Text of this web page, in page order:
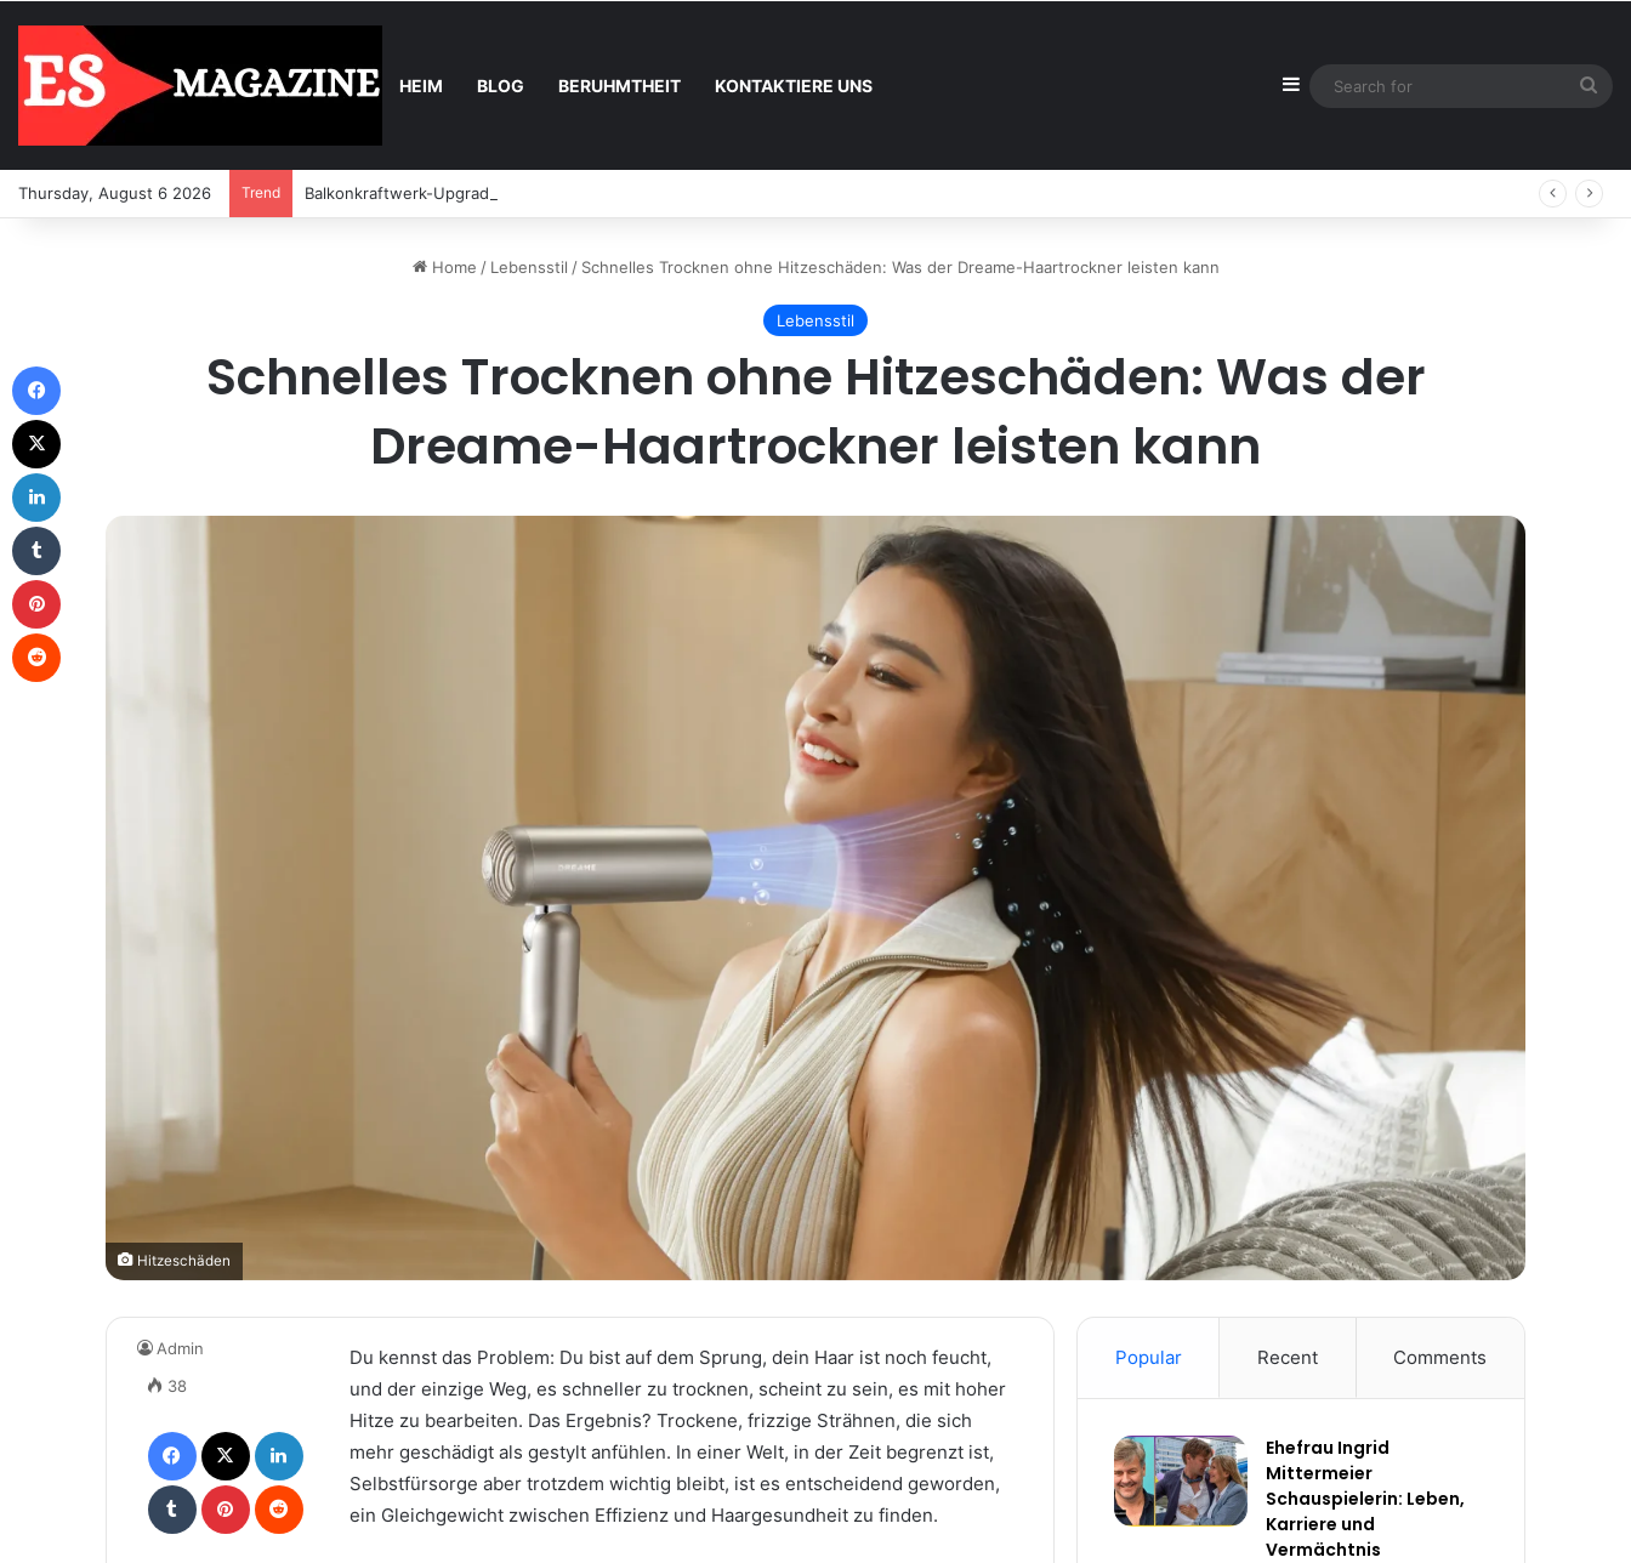
HEIM BLOG BERUHMTHEIT KONTAKTIERE UNS Sidebar
Thursday, August 6 2026 Trend Balkonkraftwerk-Upgrade: Wann und wie registrieren
Home / Lebensstil / Schnelles Trocknen ohne Hitzeschäden: Was der Dreame-Haartrockner leisten kann
Lebensstil
Schnelles Trocknen ohne Hitzeschäden: Was der
Dreame-Haartrockner leisten kann
Hitzeschäden
Du kennst das Problem: Du bist auf dem Sprung, dein Haar ist noch feucht,
und der einzige Weg, es schneller zu trocknen, scheint zu sein, es mit hoher
Hitze zu bearbeiten. Das Ergebnis? Trockene, frizzige Strähnen, die sich
mehr geschädigt als gestylt anfühlen. In einer Welt, in der Zeit begrenzt ist,
Selbstfürsorge aber trotzdem wichtig bleibt, ist es entscheidend geworden,
ein Gleichgewicht zwischen Effizienz und Haargesundheit zu finden.
Admin
38
Facebook LinkedIn
Tumblr Pinterest
Popular Recent Comments
Ehefrau Ingrid
Mittermeier
Schauspielerin: Leben,
Karriere und
Vermächtnis
Tumblr